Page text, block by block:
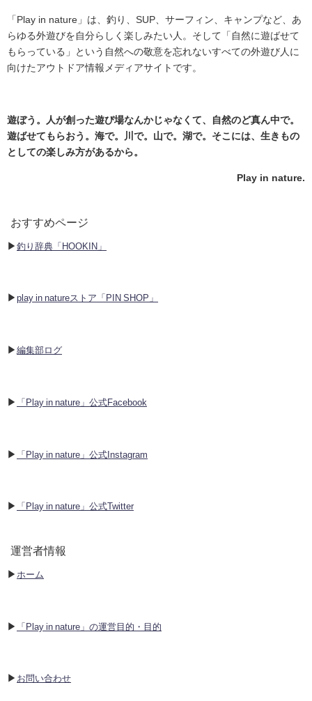
「Play in nature」は、釣り、SUP、サーフィン、キャンプなど、あ
らゆる外遊びを自分らしく楽しみたい人。そして「自然に遊ばせて
もらっている」という自然への敬意を忘れないすべての外遊び人に
向けたアウトドア情報メディアサイトです。
遊ぼう。人が創った遊び場なんかじゃなくて、自然のど真ん中で。
遊ばせてもらおう。海で。川で。山で。湖で。そこには、生きもの
としての楽しみ方があるから。
Play in nature.
おすすめページ
▶︎ 釣り辞典「HOOKIN」
▶︎ play in natureストア「PIN SHOP」
▶︎ 編集部ログ
▶︎ 「Play in nature」公式Facebook
▶︎ 「Play in nature」公式Instagram
▶︎ 「Play in nature」公式Twitter
運営者情報
▶︎ ホーム
▶︎ 「Play in nature」の運営目的・目的
▶︎ お問い合わせ